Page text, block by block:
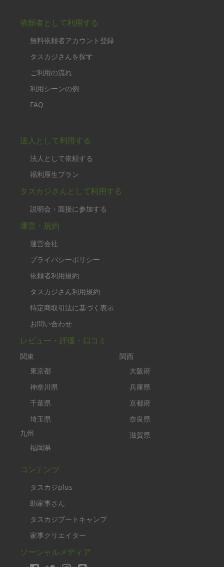
依頼者として利用する
無料依頼者アカウント登録
タスカジさんを探す
ご利用の流れ
利用シーンの例
FAQ
法人として利用する
法人として依頼する
福利厚生プラン
タスカジさんとして利用する
説明会・面接に参加する
運営・規約
運営会社
プライバシーポリシー
依頼者利用規約
タスカジさん利用規約
特定商取引法に基づく表示
お問い合わせ
レビュー・評価・口コミ
関東
東京都
神奈川県
千葉県
埼玉県
九州
福岡県
関西
大阪府
兵庫県
京都府
奈良県
滋賀県
コンテンツ
タスカジplus
助家事さん
タスカジブートキャンプ
家事クリエイター
ソーシャルメディア